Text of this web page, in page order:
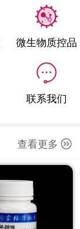
微生物质控品
联系我们
查看更多